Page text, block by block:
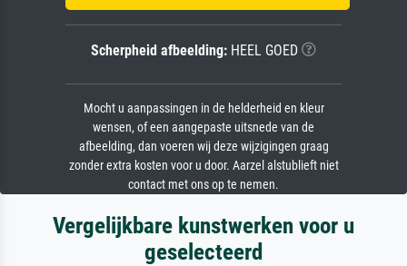
Scherpheid afbeelding: HEEL GOED
Mocht u aanpassingen in de helderheid en kleur
wensen, of een aangepaste uitsnede van de
afbeelding, dan voeren wij deze wijzigingen graag
zonder extra kosten voor u door. Aarzel alstublieft niet
contact met ons op te nemen.
Vergelijkbare kunstwerken voor u
geselecteerd